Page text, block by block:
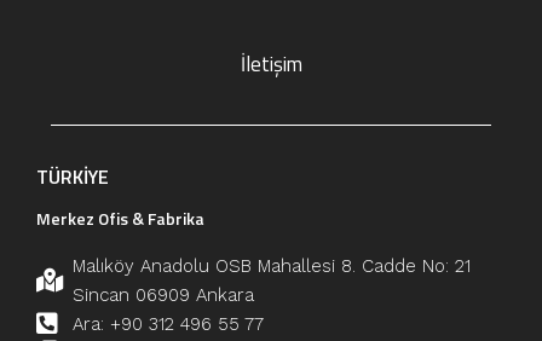
İletişim
TÜRKİYE
Merkez Ofis & Fabrika
Malıköy Anadolu OSB Mahallesi 8. Cadde No: 21
Sincan 06909 Ankara
Ara: +90 312 496 55 77